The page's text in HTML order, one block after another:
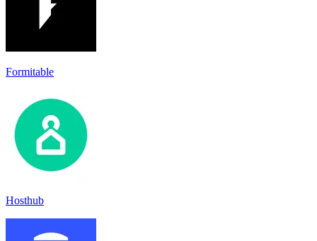
Formitable
Hosthub